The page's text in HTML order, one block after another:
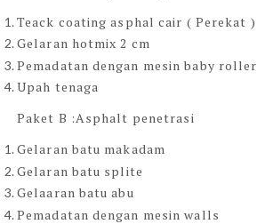
Teack coating asphal cair ( Perekat )
Gelaran hotmix 2 cm
Pemadatan dengan mesin baby roller
Upah tenaga
Paket B :Asphalt penetrasi
Gelaran batu makadam
Gelaran batu splite
Gelaaran batu abu
Pemadatan dengan mesin walls